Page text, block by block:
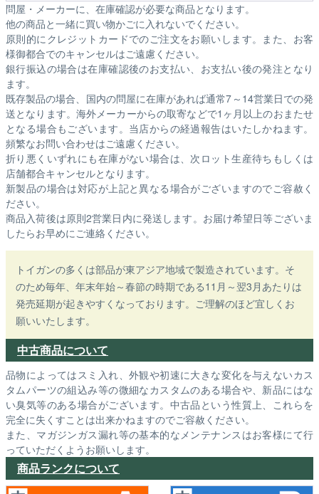
問屋・メーカーに、在庫確認が必要な商品となります。
他の商品と一緒に買い物かごに入れないでください。
原則的にクレジットカードでのご注文をお願いします。また、お客
様御都合でのキャンセルはご遠慮ください。
銀行振込の場合は在庫確認後のお支払い、お支払い後の発注となり
ます。
既存製品の場合、国内の問屋に在庫があれば通常7～14営業日での発
送となります。海外メーカーからの取寄などで1ヶ月以上のおまたせ
となる場合もございます。 当店からの経過報告はいたしかねます。
頻繁なお問い合わせはご遠慮ください。
折り悪くいずれにも在庫がない場合は、次ロット生産待ちもしくは
店舗都合キャンセルとなります。
新製品の場合は対応が上記と異なる場合がございますのでご容赦く
ださい。
商品入荷後は原則2営業日内に発送します。お届け希望日等ございま
したらお早めにご連絡ください。
トイガンの多くは部品が東アジア地域で製造されています。そ
のため毎年、年末年始～春節の時期である11月～翌3月あたりは
発売延期が起きやすくなっております。ご理解のほど宜しくお
願いいたします。
中古商品について
品物によってはスミ入れ、外観や初速に大きな変化を与えないカス
タムパーツの組込み等の微細なカスタムのある場合や、新品にはな
い臭気等のある場合がございます。中古品という性質上、これらを
完全に失くすことは出来かねますのでご容赦ください。
また、マガジンガス漏れ等の基本的なメンテナンスはお客様にて行
っていただくようお願いします。
商品ランクについて